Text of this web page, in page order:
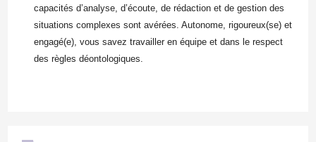
capacités d’analyse, d’écoute, de rédaction et de gestion des
situations complexes sont avérées. Autonome, rigoureux(se) et
engagé(e), vous savez travailler en équipe et dans le respect
des règles déontologiques.